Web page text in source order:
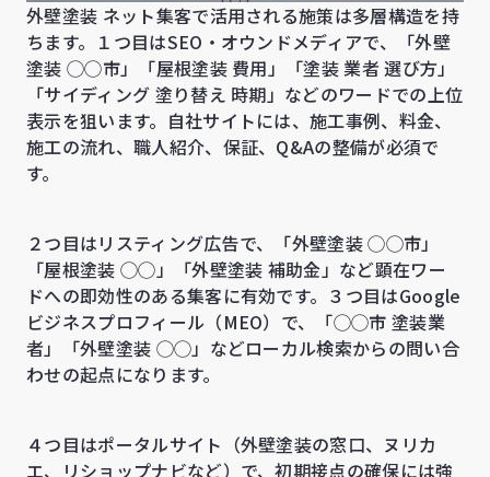
外壁塗装 ネット集客で活用される施策は多層構造を持
ちます。１つ目はSEO・オウンドメディアで、「外壁
塗装 ◯◯市」「屋根塗装 費用」「塗装 業者 選び方」
「サイディング 塗り替え 時期」などのワードでの上位
表示を狙います。自社サイトには、施工事例、料金、
施工の流れ、職人紹介、保証、Q&Aの整備が必須で
す。
２つ目はリスティング広告で、「外壁塗装 ◯◯市」
「屋根塗装 ◯◯」「外壁塗装 補助金」など顕在ワー
ドへの即効性のある集客に有効です。３つ目はGoogle
ビジネスプロフィール（MEO）で、「◯◯市 塗装業
者」「外壁塗装 ◯◯」などローカル検索からの問い合
わせの起点になります。
４つ目はポータルサイト（外壁塗装の窓口、ヌリカ
エ、リショップナビなど）で、初期接点の確保には強